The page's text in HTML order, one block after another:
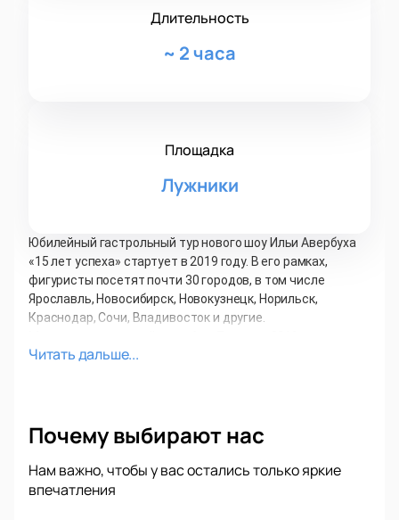
Длительность
~ 2 часа
Площадка
Лужники
Юбилейный гастрольный тур нового шоу Ильи Авербуха
«15 лет успеха» стартует в 2019 году. В его рамках,
фигуристы посетят почти 30 городов, в том числе
Ярославль, Новосибирск, Новокузнецк, Норильск,
Краснодар, Сочи, Владивосток и другие.
малой спортивной арене в "Лужниках". Это будет
количество строго ограничено!
В новом шоу выступят звёзды фигурного катания, такие
как:
Алексей Ягудин
Читать дальше...
Почему выбирают нас
Нам важно, чтобы у вас остались только яркие
впечатления